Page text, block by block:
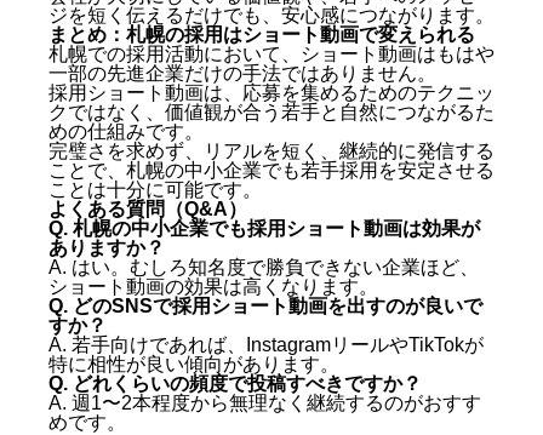
ジを短く伝えるだけでも、安心感につながります。
まとめ：札幌の採用はショート動画で変えられる
札幌での採用活動において、ショート動画はもはや
一部の先進企業だけの手法ではありません。
採用ショート動画は、応募を集めるためのテクニッ
クではなく、価値観が合う若手と自然につながるた
めの仕組みです。
完璧さを求めず、リアルを短く、継続的に発信する
ことで、札幌の中小企業でも若手採用を安定させる
ことは十分に可能です。
よくある質問（Q&A）
Q. 札幌の中小企業でも採用ショート動画は効果が
ありますか？
A. はい。むしろ知名度で勝負できない企業ほど、
ショート動画の効果は高くなります。
Q. どのSNSで採用ショート動画を出すのが良いで
すか？
A. 若手向けであれば、InstagramリールやTikTokが
特に相性が良い傾向があります。
Q. どれくらいの頻度で投稿すべきですか？
A. 週1〜2本程度から無理なく継続するのがおすす
めです。